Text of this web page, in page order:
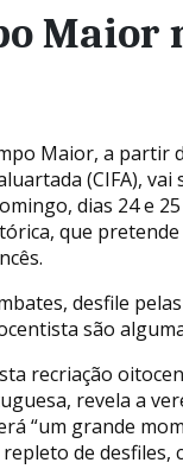
Maior, a partir
(CIFA),
dias 24 e
que
desfile
são
recriação
revela a
“um grande
de desfiles,